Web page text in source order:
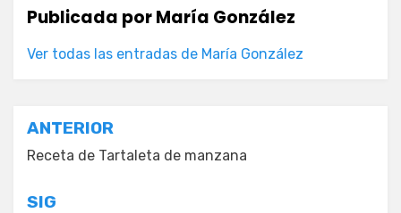
Publicada porMaría González
Ver todas las entradas de María González
Navegación
de
entradas
ANTERIOR
Receta de Tartaleta de manzana
SIG